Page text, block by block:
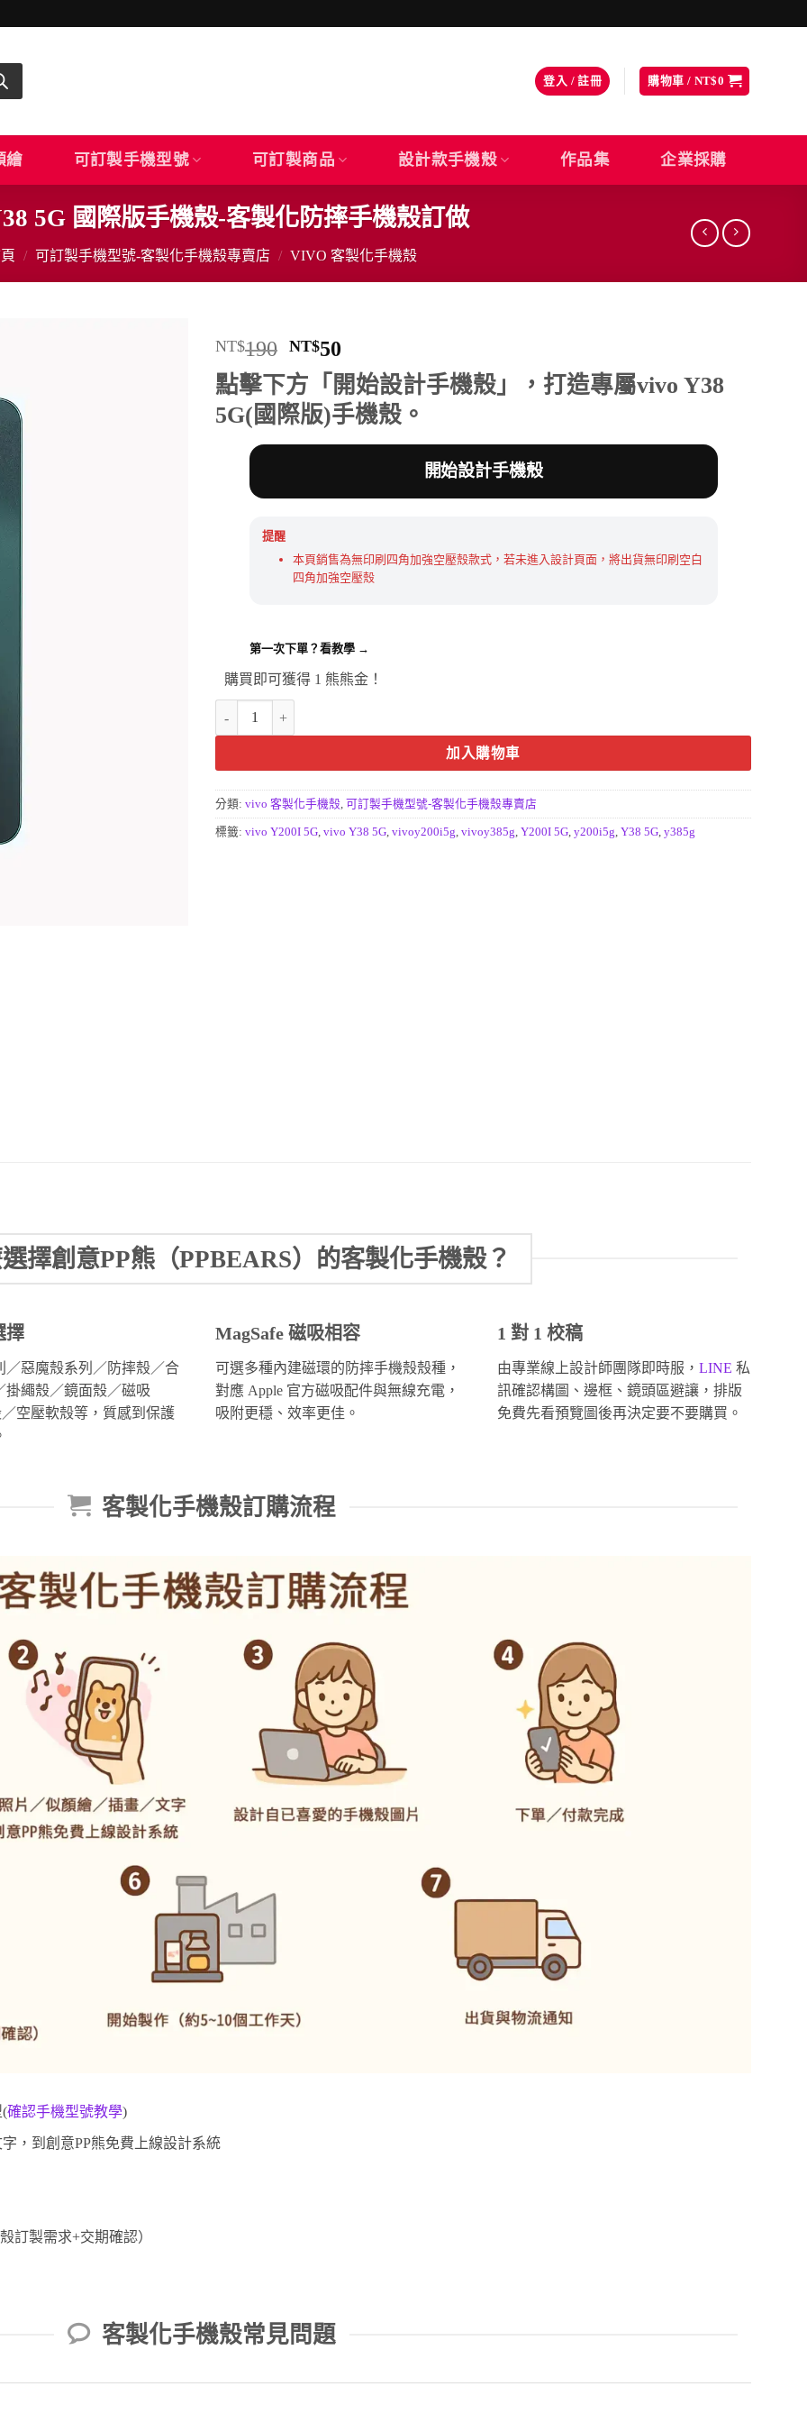
登入 / 註冊 購物車 / NT$0
繪 可訂製手機型號 可訂製商品 設計款手機殼 作品集 企業採購
5G 國際版手機殼-客製化防摔手機殼訂做
/ 可訂製手機型號-客製化手機殼專賣店 / VIVO 客製化手機殼
NT$190 原
始
價
格：
NT$190。
NT$50
前
價
格：
點擊下方「開始設計手機殼」，打造專屬vivo Y38
5G(國際版)手機殼。
開始設計手機殼
提醒
本頁銷售為無印刷四角加強空壓殼款式，若未進入設計頁面，將出貨無印刷空白
四角加強空壓殼
第一次下單？看教學 →
購買即可獲得 1 熊熊金！
加入購物車
分類: vivo 客製化手機殼, 可訂製手機型號-客製化手機殼專賣店
標籤: vivo Y200I 5G, vivo Y38 5G, vivoy200i5g, vivoy385g, Y200I 5G, y200i5g, Y38 5G, y385g
擇創意PP熊（PPBEARS）的客製化手機殼？
擇
／惡魔殼系列／防摔殼／合
掛繩殼／鏡面殼／磁吸
／空壓軟殼等，質感到保護
MagSafe 磁吸相容
可選多種內建磁環的防摔手機殼殼種，
對應 Apple 官方磁吸配件與無線充電，
吸附更穩、效率更佳。
1 對 1 校稿
由專業線上設計師團隊即時服， LINE 私
訊確認構圖、邊框、鏡頭區避讓，排版
免費先看預覽圖後再決定要不要購買。
客製化手機殼訂購流程
確認手機型號教學)
，到創意PP熊免費上線設計系統
訂製需求+交期確認）
客製化手機殼常見問題